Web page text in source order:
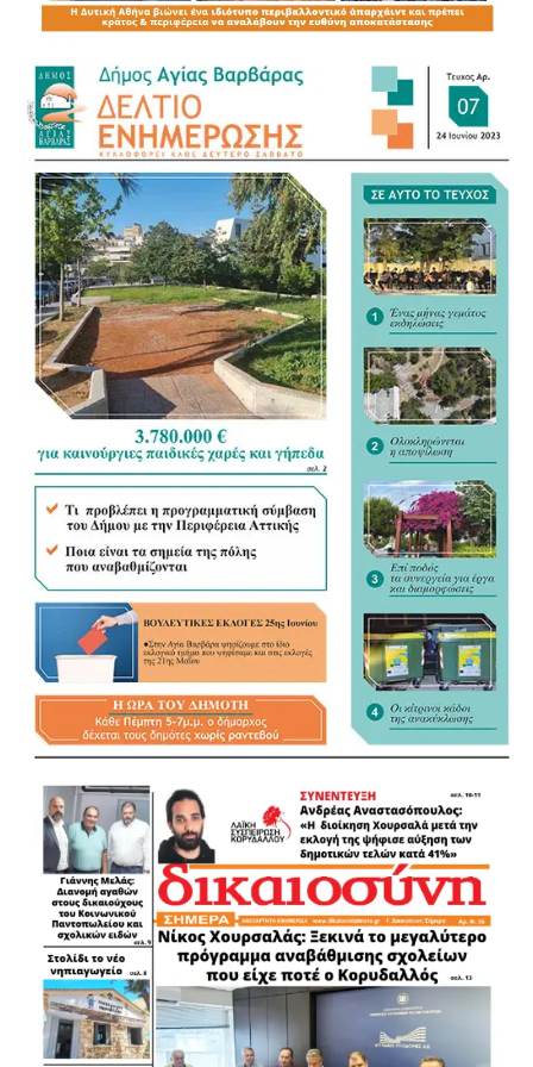
Ιδιαίτερα σημαντική ήταν η επέμβασή τους για τη διάσωση
ενός τραυματισμένου σκύλου, ο οποίος εντοπίστηκε με
εγκαύματα. Η παρέμβαση των πληρωμάτων αποδείχθηκε
σωτήρια.
Το ζώο μεταφέρθηκε στις εγκαταστάσεις του ΔΙΚΕΠΑΖ,
όπου νοσηλεύεται και δέχεται την απαραίτητη κτηνιατρική
φροντίδα. Οι κτηνίατροι περιποιούνται τα εγκαύματά του
και καταβάλλουν κάθε προσπάθεια για να ανακουφίσουν
τους πόνους του.
Για τις γάτες που παρέμεναν στην περιοχή, τα πληρώματα
άφησαν μεγάλες ποσότητες τροφής, συγκεντρώνοντάς τες
σε ασφαλές σημείο της παραλίας, το οποίο υποδείχθηκε
από τον Δήμο και τις πυροσβεστικές δυνάμεις.
Πολύτιμη υπήρξε κατά τη διάρκεια της επιχείρησης και η
συνδρομή του αντιδημάρχου Μάνδρας – Ειδυλλίας,
Δημήτρη Παγώνη, ο οποίος ενημέρωνε τους διασώστες
για ζώα που βρίσκονταν σε κίνδυνο ή είχαν άμεση ανάγκη
βοήθειας.
Οι εικόνες που αντίκρισαν τα πληρώματα των
ασθενοφόρων ήταν συγκλονιστικές. Εκτός από την
ολοκληρωτική καταστροφή του πανέμορφου
πευκοδάσους, ανυπολόγιστες είναι οι συνέπειες της